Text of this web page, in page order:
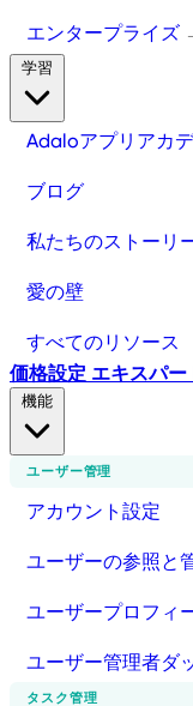
エンタープライズ
Adaloアプリアカ
ブログ
私たちのストーリ
愛の壁
すべてのリソース
価格設定 エキスパー
ユーザー管理
アカウント設定
ユーザーの参照と
ユーザープロフィ
ユーザー管理者ダ
タスク管理